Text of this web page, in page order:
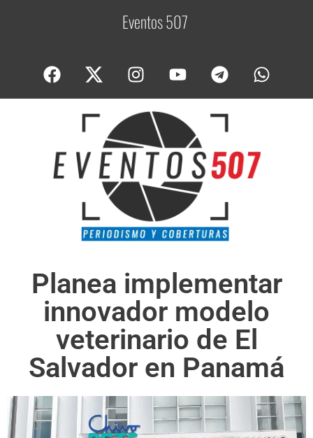
Eventos 507C
Planea implementar
innovador modelo
veterinario de El
Salvador en Panamá